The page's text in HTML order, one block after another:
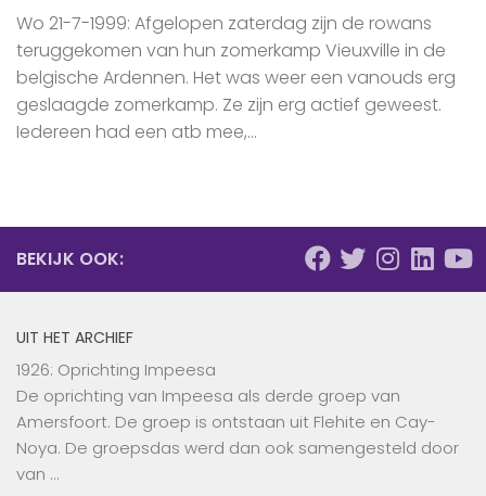
Wo 21-7-1999: Afgelopen zaterdag zijn de rowans
teruggekomen van hun zomerkamp Vieuxville in de
belgische Ardennen. Het was weer een vanouds erg
geslaagde zomerkamp. Ze zijn erg actief geweest.
Iedereen had een atb mee,...
BEKIJK OOK:
UIT HET ARCHIEF
1926: Oprichting Impeesa
De oprichting van Impeesa als derde groep van
Amersfoort. De groep is ontstaan uit Flehite en Cay-
Noya. De groepsdas werd dan ook samengesteld door
van …